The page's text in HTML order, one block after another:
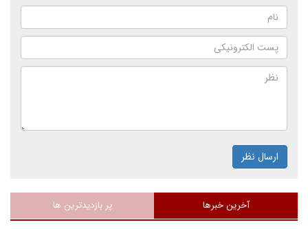
ارسال نظر
آخرین خبرها پر بازدیدترین ها